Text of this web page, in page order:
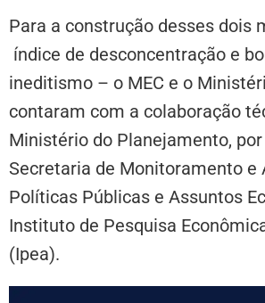
Para a construção desses dois
índice de desconcentração e
ineditismo – o MEC e o
contaram com a colaboração
Ministério do Planejamento,
Secretaria de Monitoramento e
Políticas Públicas e Assuntos
Instituto de Pesquisa
(Ipea).